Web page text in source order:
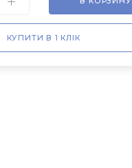
КУПИТИ В 1 КЛІК